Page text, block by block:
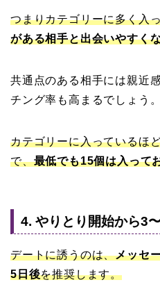
つまりカテゴリーに多く入
がある相手と出会いやすく
共通点のある相手には親近
チング率も高まるでしょう。
カテゴリーに入っているほ
で、最低でも15個は入って
4. やりとり開始から3
デートに誘うのは、メッセ
5日後を推奨します。